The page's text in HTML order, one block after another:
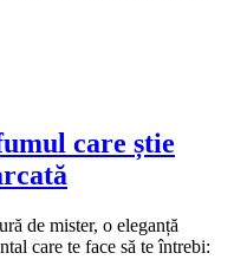
care știe
de mister, o eleganță
care te face să te întrebi: